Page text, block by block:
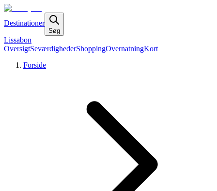
Destinationer
Søg
Lissabon
OversigtSeværdighederShoppingOvernatningKort
Forside